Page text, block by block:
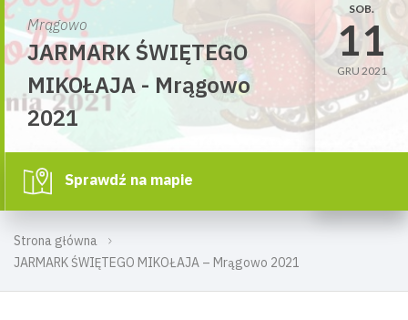
Strona główna
JARMARK ŚWIĘTEGO MIKOŁAJA – Mrągowo 2021
Mrągowo
JARMARK ŚWIĘTEGO
MIKOŁAJA - Mrągowo
2021
SOB.
11
GRU 2021
Sprawdź na mapie